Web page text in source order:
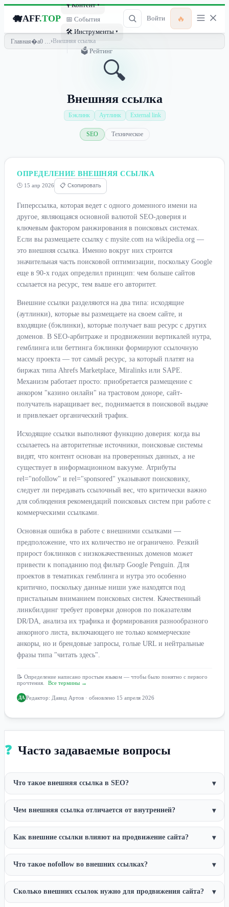
🐗AFF.TOP
🎙 Контент ▾
📅 События
🛠 Инструменты ▾
🗳 Рейтинг
Войти 🔥
Главная › Внешняя ссылка
🔍
Внешняя ссылка
Бэклинк Аутлинк External link
SEO Техническое
ОПРЕДЕЛЕНИЕ ВНЕШНЯЯ ССЫЛКА
🕒 15 апр 2026 📋 Скопировать
Гиперссылка, которая ведет с одного доменного имени на
другое, являющаяся основной валютой SEO-доверия и
ключевым фактором ранжирования в поисковых системах.
Если вы размещаете ссылку с mysite.com на wikipedia.org —
это внешняя ссылка. Именно вокруг них строится
значительная часть поисковой оптимизации, поскольку Google
еще в 90-х годах определил принцип: чем больше сайтов
ссылается на ресурс, тем выше его авторитет.
Внешние ссылки разделяются на два типа: исходящие
(аутлинки), которые вы размещаете на своем сайте, и
входящие (бэклинки), которые получает ваш ресурс с других
доменов. В SEO-арбитраже и продвижении вертикалей нутра,
гемблинга или беттинга бэклинки формируют ссылочную
массу проекта — тот самый ресурс, за который платят на
биржах типа Ahrefs Marketplace, Miralinks или SAPE.
Механизм работает просто: приобретается размещение с
анкором "казино онлайн" на трастовом доноре, сайт-
получатель наращивает вес, поднимается в поисковой выдаче
и привлекает органический трафик.
Исходящие ссылки выполняют функцию доверия: когда вы
ссылаетесь на авторитетные источники, поисковые системы
видят, что контент основан на проверенных данных, а не
существует в информационном вакууме. Атрибуты
rel="nofollow" и rel="sponsored" указывают поисковику,
следует ли передавать ссылочный вес, что критически важно
для соблюдения рекомендаций поисковых систем при работе с
коммерческими ссылками.
Основная ошибка в работе с внешними ссылками —
предположение, что их количество не ограничено. Резкий
прирост бэклинков с низкокачественных доменов может
привести к попаданию под фильтр Google Penguin. Для
проектов в тематиках гемблинга и нутра это особенно
критично, поскольку данные ниши уже находятся под
пристальным вниманием поисковых систем. Качественный
линкбилдинг требует проверки доноров по показателям
DR/DA, анализа их трафика и формирования разнообразного
анкорного листа, включающего не только коммерческие
анкоры, но и брендовые запросы, голые URL и нейтральные
фразы типа "читать здесь".
📝 Определение написано простым языком — чтобы было понятно с первого
прочтения.
Все термины →
ДА Редактор: Давид Артов · обновлено 15 апреля 2026
❓ Часто задаваемые вопросы
Что такое внешняя ссылка в SEO? ▾
Чем внешняя ссылка отличается от внутренней? ▾
Как внешние ссылки влияют на продвижение сайта? ▾
Что такое nofollow во внешних ссылках? ▾
Сколько внешних ссылок нужно для продвижения сайта? ▾